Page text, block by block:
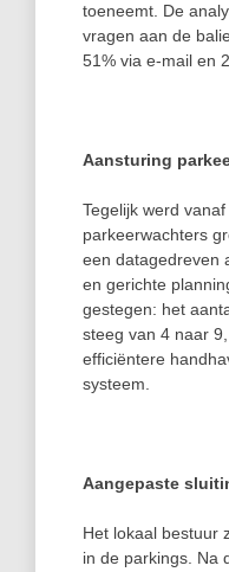
toeneemt. De
vragen aan de
51% via e-mail en
Aansturing
Tegelijk werd
parkeerwachters
een datagedreven
en gerichte
gestegen: het
steeg van 4 naar
efficiëntere
systeem.
Aangepaste
Het lokaal bestuur
in de parkings. Na